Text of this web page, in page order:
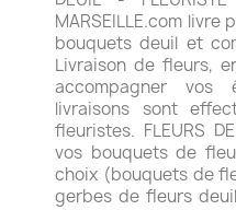
MARSEILLE.com
bouquets deuil et
Livraison de fleurs,
accompagner vos
livraisons sont
fleuristes. FLEURS
vos bouquets de
choix (bouquets de
gerbes de fleurs